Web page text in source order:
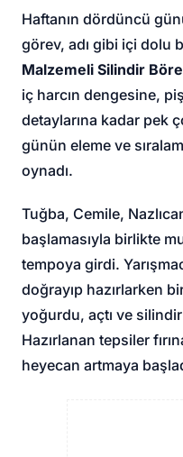
Haftanın dördüncü
görev, adı gibi içi dolu
Malzemeli Silindir
iç harcın dengesine,
detaylarına kadar pek
günün eleme ve
oynadı.
Tuğba, Cemile,
başlamasıyla birlikte
tempoya girdi.
doğrayıp hazırlarken
yoğurdu, açtı ve
Hazırlanan tepsiler
heyecan artmaya